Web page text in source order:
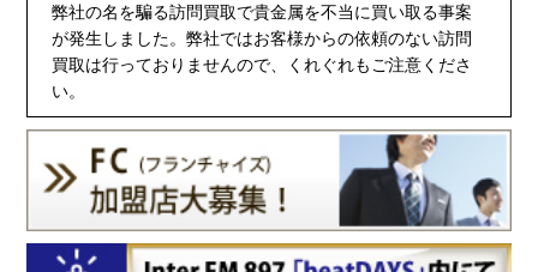
弊社の名を騙る訪問買取で貴金属を不当に買い取る事案
が発生しました。弊社ではお客様からの依頼のない訪問
買取は行っておりませんので、くれぐれもご注意くださ
い。